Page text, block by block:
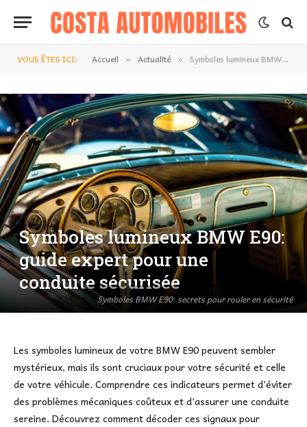
VOUS ÊTES ICI: Accueil » Actualité » Symboles lumineux BMW E90: guide expert pour une conduite sécurisée
Symboles BMW E90: secrets pour rouler en sécurité
Symboles lumineux BMW E90:
guide expert pour une
conduite sécurisée
Les symboles lumineux de votre BMW E90 peuvent sembler
mystérieux, mais ils sont cruciaux pour votre sécurité et celle
de votre véhicule. Comprendre ces indicateurs permet d’éviter
des problèmes mécaniques coûteux et d’assurer une conduite
sereine. Découvrez comment décoder ces signaux pour